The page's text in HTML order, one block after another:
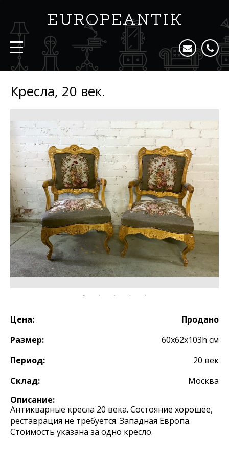
Кресла, 20 век.
Цена:
Продано
Размер:
60х62х103h см
Период:
20 век
Склад:
Москва
Описание:
Антикварные кресла 20 века. Состояние хорошее,
реставрация не требуется. Западная Европа.
Стоимость указана за одно кресло.